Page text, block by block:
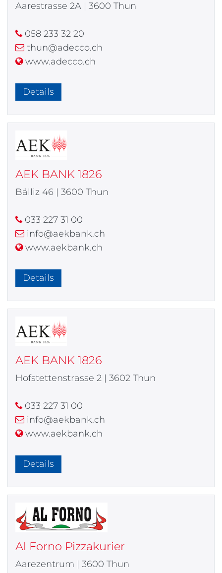
Aarestrasse 2A | 3600 Thun
058 233 32 20
thun@adecco.ch
www.adecco.ch
Details
AEK BANK 1826
Bälliz 46 | 3600 Thun
033 227 31 00
info@aekbank.ch
www.aekbank.ch
Details
AEK BANK 1826
Hofstettenstrasse 2 | 3602 Thun
033 227 31 00
info@aekbank.ch
www.aekbank.ch
Details
Al Forno Pizzakurier
Aarezentrum | 3600 Thun